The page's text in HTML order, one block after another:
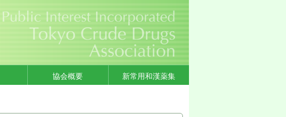
協会概要 新常用和漢薬集